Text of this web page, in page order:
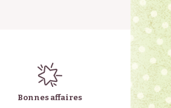
Bonnes affaires